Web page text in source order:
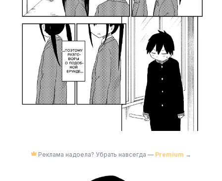
Реклама надоела? Убрать навсегда — Premium →